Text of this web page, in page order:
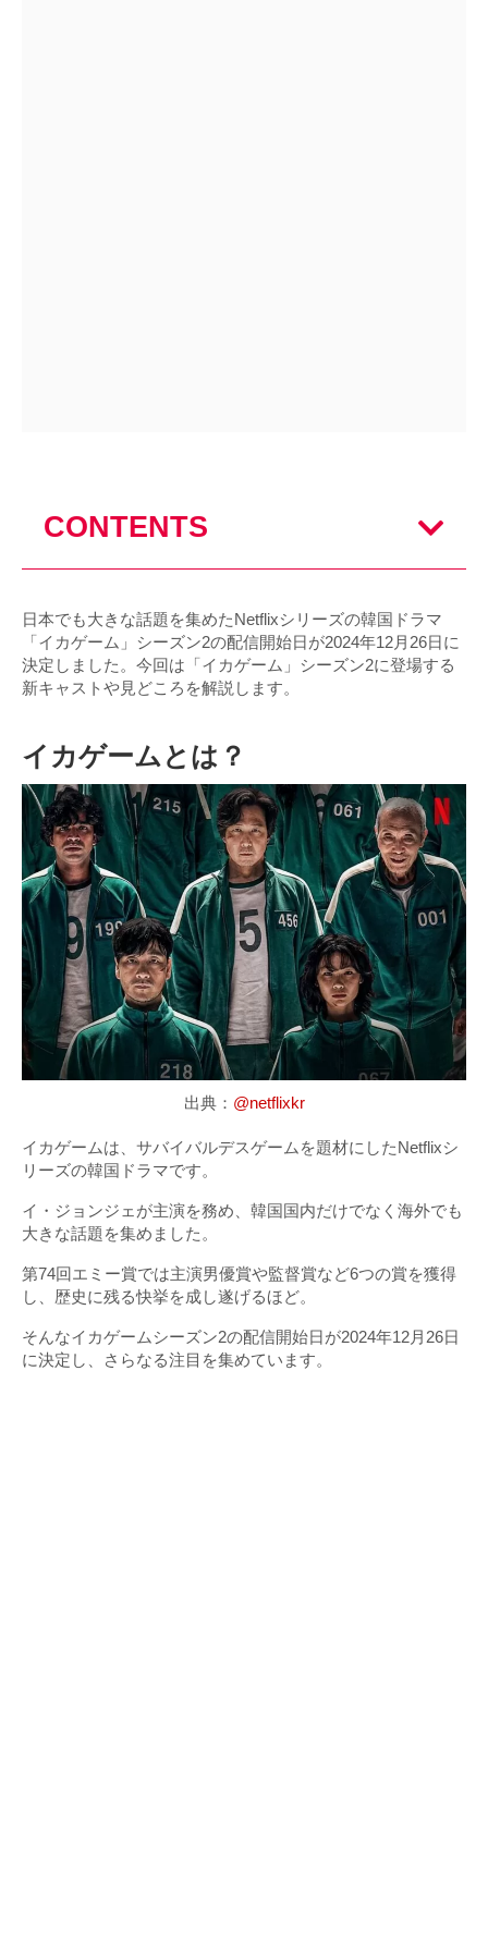
CONTENTS
日本でも大きな話題を集めたNetflixシリーズの韓国ドラマ
「イカゲーム」シーズン2の配信開始日が2024年12月26日に
決定しました。今回は「イカゲーム」シーズン2に登場する
新キャストや見どころを解説します。
イカゲームとは？
出典： @netflixkr
イカゲームは、サバイバルデスゲームを題材にしたNetflixシ
リーズの韓国ドラマです。
イ・ジョンジェが主演を務め、韓国国内だけでなく海外でも
大きな話題を集めました。
第74回エミー賞では主演男優賞や監督賞など6つの賞を獲得
し、歴史に残る快挙を成し遂げるほど。
そんなイカゲームシーズン2の配信開始日が2024年12月26日
に決定し、さらなる注目を集めています。